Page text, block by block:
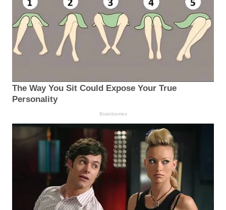
The Way You Sit Could Expose Your True
Personality
Brainberries